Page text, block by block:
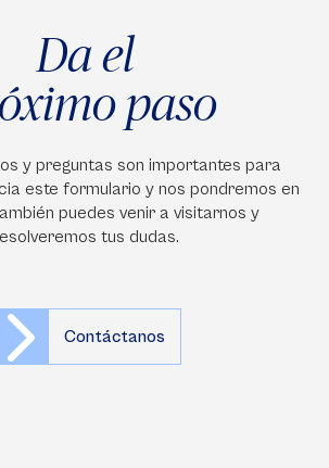
Da el
paso
y preguntas son importantes para
este formulario y nos pondremos en
puedes venir a visitarnos y
tus dudas.
Contáctanos